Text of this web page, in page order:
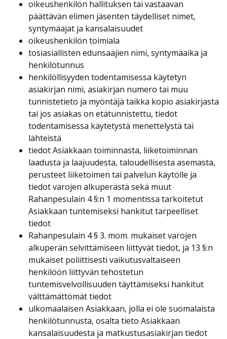
oikeushenkilön hallituksen tai vastaavan
päättävän elimen jäsenten täydelliset nimet,
syntymäajat ja kansalaisuudet
oikeushenkilön toimiala
tosiasiallisten edunsaajien nimi, syntymäaika ja
henkilötunnus
henkilöllisyyden todentamisessa käytetyn
asiakirjan nimi, asiakirjan numero tai muu
tunnistetieto ja myöntäjä taikka kopio asiakirjasta
tai jos asiakas on etätunnistettu, tiedot
todentamisessa käytetystä menettelystä tai
lähteistä
tiedot Asiakkaan toiminnasta, liiketoiminnan
laadusta ja laajuudesta, taloudellisesta asemasta,
perusteet liiketoimen tai palvelun käytölle ja
tiedot varojen alkuperästä sekä muut
Rahanpesulain 4 §:n 1 momentissa tarkoitetut
Asiakkaan tuntemiseksi hankitut tarpeelliset
tiedot
Rahanpesulain 4 § 3. mom. mukaiset varojen
alkuperän selvittämiseen liittyvät tiedot, ja 13 §:n
mukaiset poliittisesti vaikutusvaltaiseen
henkilöön liittyvän tehostetun
tuntemisvelvollisuuden täyttämiseksi hankitut
välttämättömät tiedot
ulkomaalaisen Asiakkaan, jolla ei ole suomalaista
henkilötunnusta, osalta tieto Asiakkaan
kansalaisuudesta ja matkustusasiakirjan tiedot